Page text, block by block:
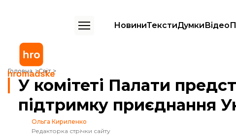
НовиниТекстиДумкиВідео
Головна Світ
У комітеті Палати представників США заявили про підтримку
У комітеті Палати
підтримку приєднання
Ольга Кириленко
Редакторка стрічки сайту